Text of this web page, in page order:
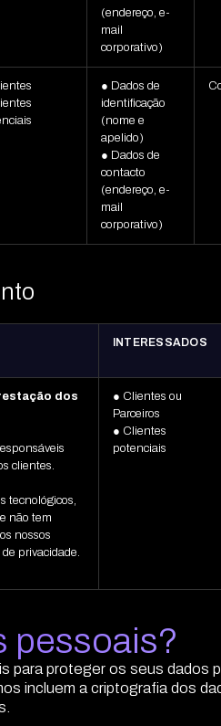
(endereço, e-
mail
corporativo)
● Dados de
identificação
(nome e
apelido)
● Dados de
contacto
(endereço, e-
mail
corporativo)
INTERESSADOS
dos
clientes.
tecnológicos,
não tem
nossos
privacidade.
● Clientes ou
Parceiros
● Clientes
potenciais
pessoais?
proteger os seus dados
incluem a criptografia dos